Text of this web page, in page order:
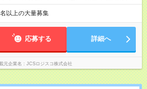
※配達状況によって時間外での勤務可能性有り ※
の前後あり ※配達が完了次第、帰社OKです
以上の大量募集
応募する 詳細へ
元企業名 JCSロジスコ株式会社